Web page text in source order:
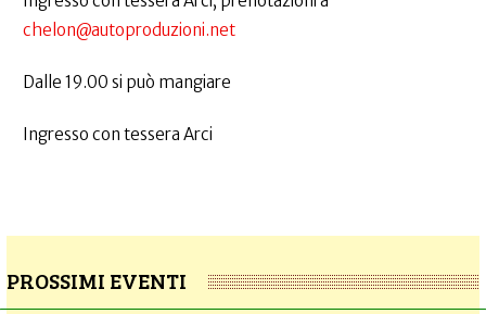
chelon@autoproduzioni.net
Dalle 19.00 si può mangiare
Ingresso con tessera Arci
PROSSIMI EVENTI